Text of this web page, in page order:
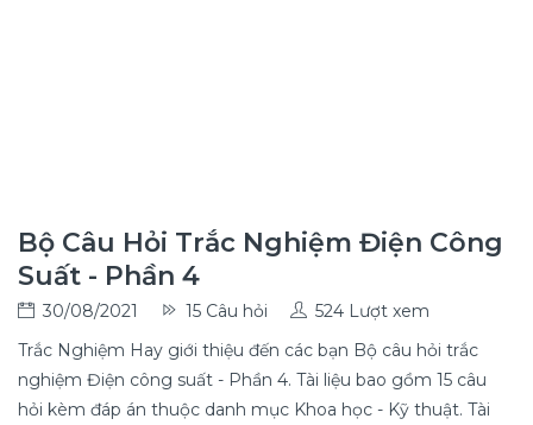
Bộ Câu Hỏi Trắc Nghiệm Điện Công
Suất - Phần 4
30/08/2021 15 Câu hỏi
524 Lượt xem
Trắc Nghiệm Hay giới thiệu đến các bạn Bộ câu hỏi trắc
nghiệm Điện công suất - Phần 4. Tài liệu bao gồm 15 câu
hỏi kèm đáp án thuộc danh mục Khoa học - Kỹ thuật. Tài